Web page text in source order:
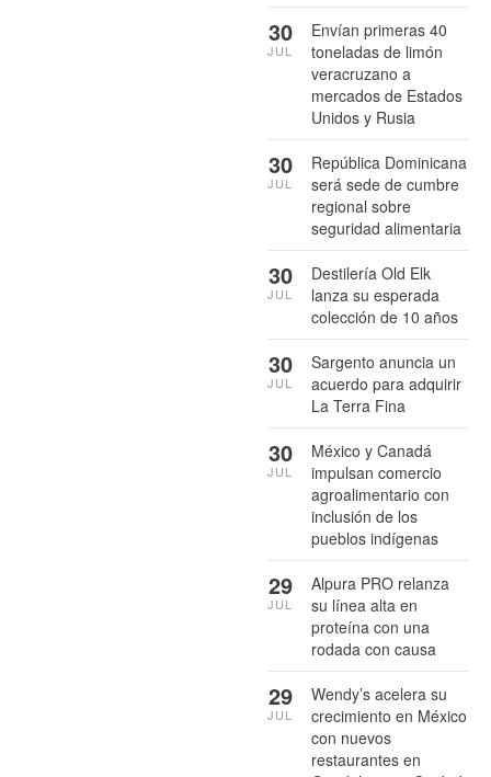
Envían primeras 40
toneladas de limón
veracruzano a
mercados de Estados
Unidos y Rusia
30
JUL
República Dominicana
será sede de cumbre
regional sobre
seguridad alimentaria
30
JUL
Destilería Old Elk
lanza su esperada
colección de 10 años
30
JUL
Sargento anuncia un
acuerdo para adquirir
La Terra Fina
30
JUL
México y Canadá
impulsan comercio
agroalimentario con
inclusión de los
pueblos indígenas
30
JUL
Alpura PRO relanza
su línea alta en
proteína con una
rodada con causa
29
JUL
Wendy’s acelera su
crecimiento en México
con nuevos
restaurantes en
29
JUL